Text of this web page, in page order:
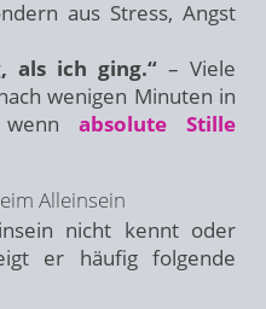
aus Stress, Angst
als ich ging.“ – Viele
wenigen Minuten in
wennabsolute Stille
Alleinsein
nicht kennt oder
er häufig folgende